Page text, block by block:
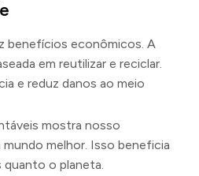
benefícios econômicos. A
em reutilizar e reciclar.
e reduz danos ao meio
mostra nosso
melhor. Isso beneficia
o planeta.